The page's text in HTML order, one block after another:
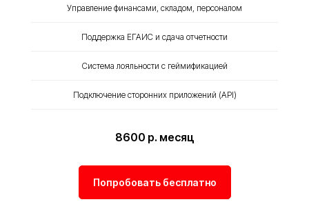
Управление финансами, складом, персоналом
Поддержка ЕГАИС и сдача отчетности
Система лояльности с геймификацией
Подключение сторонних приложений (API)
8600 р. месяц
Попробовать бесплатно